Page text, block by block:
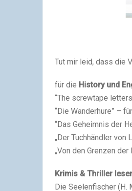
Tut mir leid, dass die
für die History und
“The screwtape
“Die Wanderhure” –
“Das Geheimnis der
„Der Tuchhändler von
„Von den Grenzen der
Krimis & Thriller
Die Seelenfischer (H.